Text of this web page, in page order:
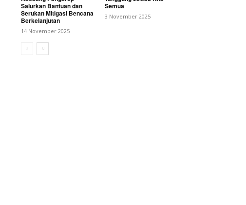
Salurkan Bantuan dan
Serukan Mitigasi Bencana
Berkelanjutan
14 November 2025
Semua
3 November 2025